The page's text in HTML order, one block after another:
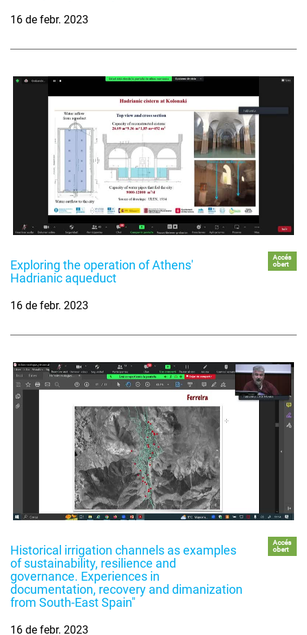
16 de febr. 2023
Exploring the operation of Athens'
Hadrianic aqueduct
Accés
obert
16 de febr. 2023
Historical irrigation channels as examples
of sustainability, resilience and
governance. Experiences in
documentation, recovery and dimanization
from South-East Spain"
Accés
obert
16 de febr. 2023